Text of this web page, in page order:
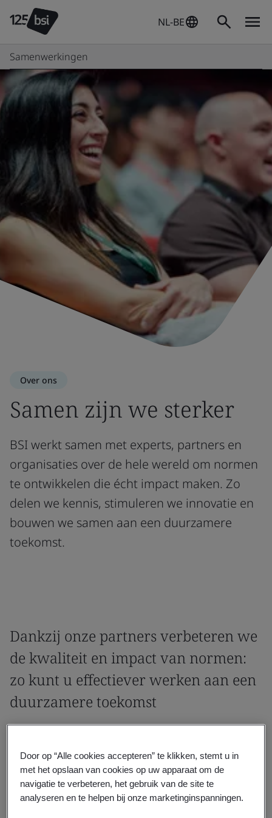
NL-BE
Samenwerkingen
Over ons
Samen zijn we sterker
BSI werkt samen met experts, partners en
organisaties over de hele wereld om normen
te ontwikkelen die écht impact maken. Zo
delen we kennis, stimuleren we innovatie en
bouwen we samen aan een duurzamere
toekomst.
Dankzij onze partners verbeteren we
de kwaliteit en impact van normen:
zo kunt u effectiever werken aan een
duurzamere toekomst
verschillende professionele organisaties,
zorgen wij ervoor dat bij het maken en
verbeteren van normen zoveel mogelijk
Door op “Alle cookies accepteren” te klikken, stemt u in
met het opslaan van cookies op uw apparaat om de
navigatie te verbeteren, het gebruik van de site te
analyseren en te helpen bij onze marketinginspanningen.